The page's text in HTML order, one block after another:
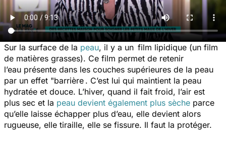
Sur la surface de la peau, il y a un film lipidique (un film
de matières grasses). Ce film permet de retenir
l’eau présente dans les couches supérieures de la peau
par un effet "barrière . C’est lui qui maintient la peau
hydratée et douce. L’hiver, quand il fait froid, l’air est
plus sec et la peau devient également plus sèche parce
qu’elle laisse échapper plus d’eau, elle devient alors
rugueuse, elle tiraille, elle se fissure. Il faut la protéger.